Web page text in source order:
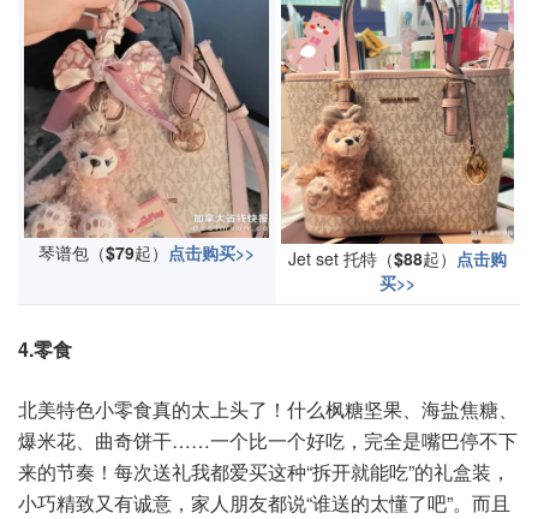
琴谱包（$79起） 点击购买>> Jet set 托特（$88起） 点击购
买>>
4.零食
北美特色小零食真的太上头了！什么枫糖坚果、海盐焦糖、
爆米花、曲奇饼干……一个比一个好吃，完全是嘴巴停不下
来的节奏！每次送礼我都爱买这种“拆开就能吃”的礼盒装，
小巧精致又有诚意，家人朋友都说“谁送的太懂了吧”。而且